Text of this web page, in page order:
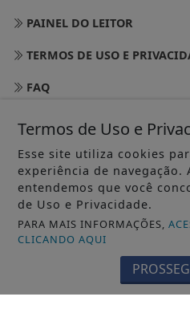
PAINEL DO LEITOR
TERMOS DE USO E
FAQ
Termos de Uso e
Esse site utiliza cookies
experiência de navegação.
entendemos que você
de Uso e Privacidade.
PARA MAIS INFORMAÇÕES,
CLICANDO AQUI